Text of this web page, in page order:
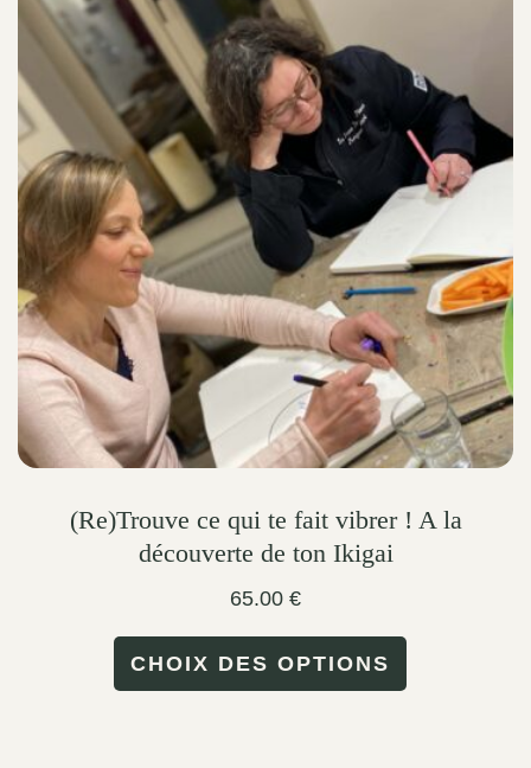
The
options
may
be
on
the
product
page
(Re)Trouve ce qui te fait vibrer ! A la
découverte de ton Ikigai
65.00 €
CHOIX DES OPTIONS